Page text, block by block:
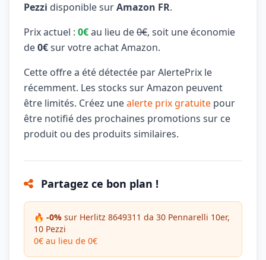
Pezzi disponible surAmazon FR.
Prix actuel : 0€au lieu de0€, soit une économie
de0€sur votre achat Amazon.
Cette offre a été détectée par AlertePrix le
récemment. Les stocks sur Amazon peuvent
être limités. Créez unealerte prix gratuite pour
être notifié des prochaines promotions sur ce
produit ou des produits similaires.
Partagez ce bon plan !
🔥 -0% sur Herlitz 8649311 da 30 Pennarelli 10er,
10 Pezzi
0€ au lieu de 0€